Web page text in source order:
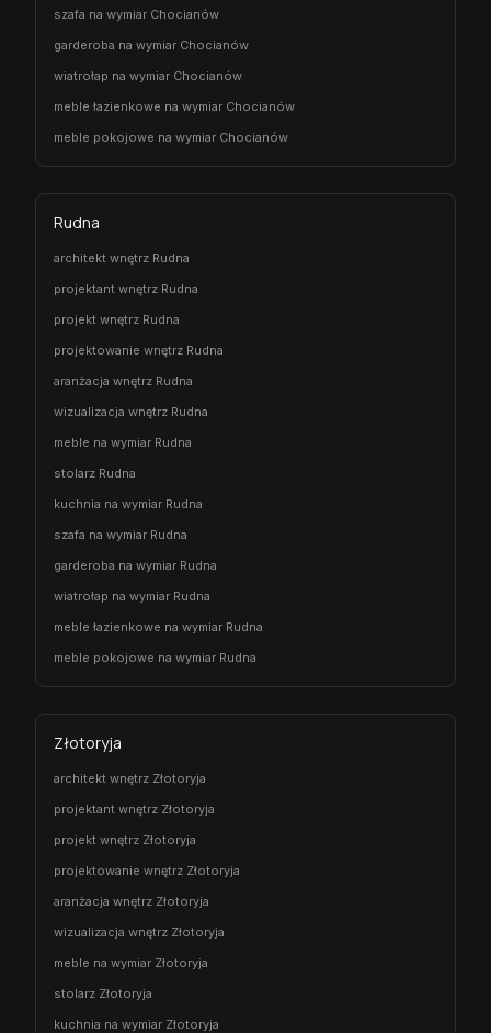
szafa na wymiar Chocianów
garderoba na wymiar Chocianów
wiatrołap na wymiar Chocianów
meble łazienkowe na wymiar Chocianów
meble pokojowe na wymiar Chocianów
Rudna
architekt wnętrz Rudna
projektant wnętrz Rudna
projekt wnętrz Rudna
projektowanie wnętrz Rudna
aranżacja wnętrz Rudna
wizualizacja wnętrz Rudna
meble na wymiar Rudna
stolarz Rudna
kuchnia na wymiar Rudna
szafa na wymiar Rudna
garderoba na wymiar Rudna
wiatrołap na wymiar Rudna
meble łazienkowe na wymiar Rudna
meble pokojowe na wymiar Rudna
Złotoryja
architekt wnętrz Złotoryja
projektant wnętrz Złotoryja
projekt wnętrz Złotoryja
projektowanie wnętrz Złotoryja
aranżacja wnętrz Złotoryja
wizualizacja wnętrz Złotoryja
meble na wymiar Złotoryja
stolarz Złotoryja
kuchnia na wymiar Złotoryja